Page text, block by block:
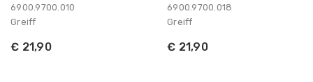
6900.9700.010
Greiff
€ 21,90
6900.9700.018
Greiff
€ 21,90